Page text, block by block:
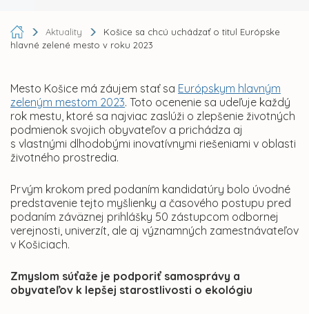
Aktuality
Košice sa chcú uchádzať o titul Európske
hlavné zelené mesto v roku 2023
Mesto Košice má záujem stať sa Európskym hlavným
zeleným mestom 2023. Toto ocenenie sa udeľuje každý
rok mestu, ktoré sa najviac zaslúži o zlepšenie životných
podmienok svojich obyvateľov a prichádza aj
s vlastnými dlhodobými inovatívnymi riešeniami v oblasti
životného prostredia.
Prvým krokom pred podaním kandidatúry bolo úvodné
predstavenie tejto myšlienky a časového postupu pred
podaním záväznej prihlášky 50 zástupcom odbornej
verejnosti, univerzít, ale aj významných zamestnávateľov
v Košiciach.
Zmyslom súťaže je podporiť samosprávy a
obyvateľov k lepšej starostlivosti o ekológiu